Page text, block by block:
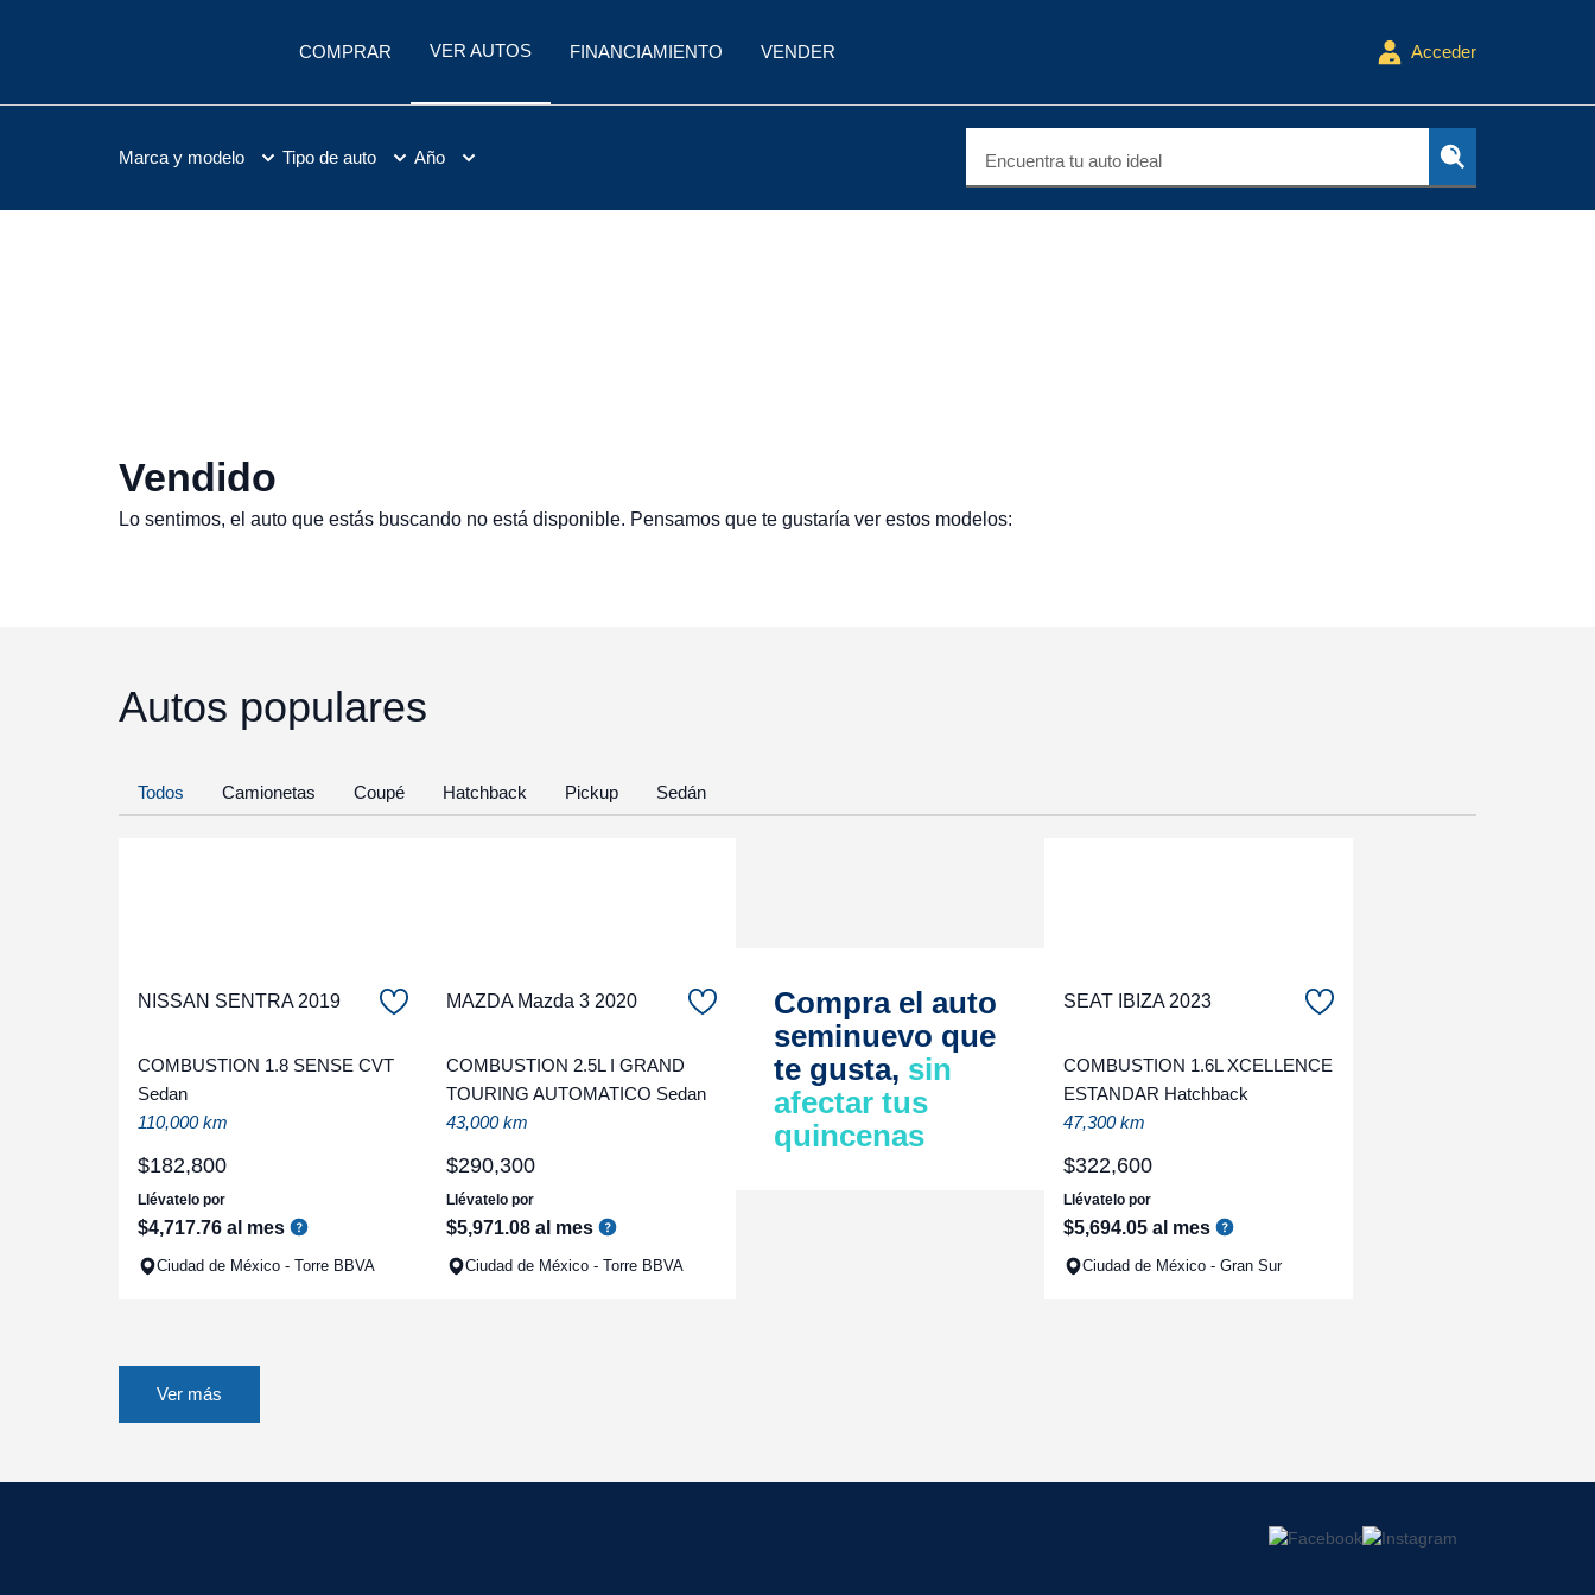
COMPRAR VER AUTOS FINANCIAMIENTO VENDER Acceder
Marca y modelo Tipo de auto Año Encuentra tu auto ideal
Vendido
Lo sentimos, el auto que estás buscando no está disponible. Pensamos que te gustaría ver estos modelos:
Autos populares
Todos Camionetas Coupé Hatchback Pickup Sedán
NISSAN SENTRA 2019
COMBUSTION 1.8 SENSE CVT
Sedan
110,000 km
$182,800
Llévatelo por
$4,717.76 al mes
Ciudad de México - Torre BBVA
MAZDA Mazda 3 2020
COMBUSTION 2.5L I GRAND
TOURING AUTOMATICO Sedan
43,000 km
$290,300
Llévatelo por
$5,971.08 al mes
Ciudad de México - Torre BBVA
Compra el auto
seminuevo que
te gusta, sin
afectar tus
quincenas
SEAT IBIZA 2023
COMBUSTION 1.6L XCELLENCE
ESTANDAR Hatchback
47,300 km
$322,600
Llévatelo por
$5,694.05 al mes
Ciudad de México - Gran Sur
Ver más